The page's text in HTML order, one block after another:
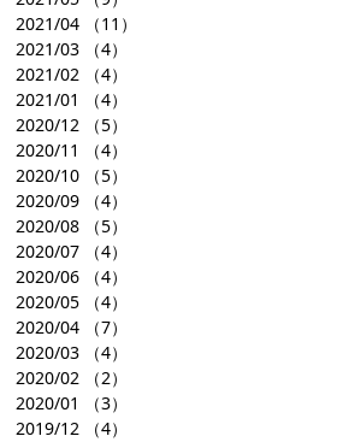
2021/04 （11）
2021/03 （4）
2021/02 （4）
2021/01
（4）
2020/12 （5）
2020/11
（4）
2020/10 （5）
2020/09 （4）
2020/08 （5）
2020/07 （4）
2020/06 （4）
2020/05 （4）
2020/04 （7）
2020/03 （4）
2020/02 （2）
2020/01
（3）
2019/12 （4）